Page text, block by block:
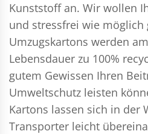
Kunststoff an. Wir wollen
und stressfrei wie möglich
Umzugskartons werden
Lebensdauer zu 100%
gutem Gewissen Ihren
Umweltschutz leisten
Kartons lassen sich in der
Transporter leicht